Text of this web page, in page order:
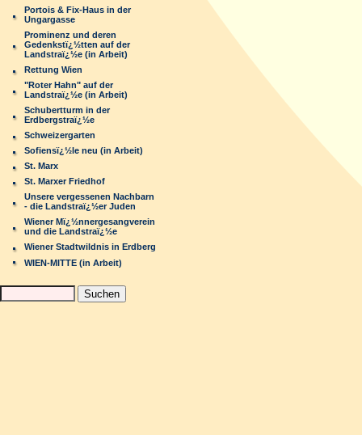
Portois & Fix-Haus in der
Ungargasse
Prominenz und deren
Gedenkstï¿½tten auf der
Landstraï¿½e (in Arbeit)
Rettung Wien
"Roter Hahn" auf der
Landstraï¿½e (in Arbeit)
Schubertturm in der
Erdbergstraï¿½e
Schweizergarten
Sofiensï¿½le neu (in Arbeit)
St. Marx
St. Marxer Friedhof
Unsere vergessenen Nachbarn
- die Landstraï¿½er Juden
Wiener Mï¿½nnergesangverein
und die Landstraï¿½e
Wiener Stadtwildnis in Erdberg
WIEN-MITTE (in Arbeit)